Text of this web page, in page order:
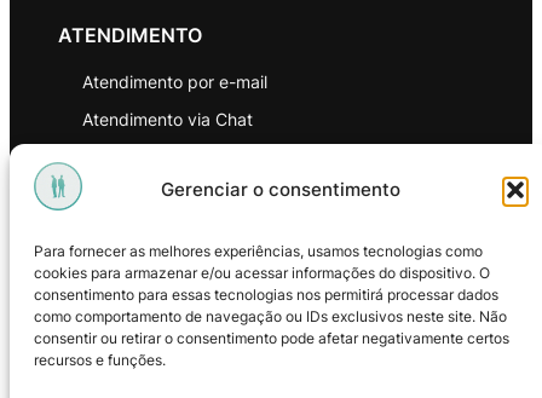
Gerenciar o consentimento
Para fornecer as melhores experiências, usamos tecnologias como
cookies para armazenar e/ou acessar informações do dispositivo. O
consentimento para essas tecnologias nos permitirá processar dados
como comportamento de navegação ou IDs exclusivos neste site. Não
consentir ou retirar o consentimento pode afetar negativamente certos
recursos e funções.
ATENDIMENTO
Atendimento por e-mail
Atendimento via Chat
Política de Privacidade
Política de Troca e Devoluções
Política de Reembolso